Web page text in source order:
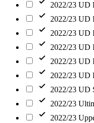
2022/23 UD
2022/23 UD
2022/23 UD
2022/23 UD
2022/23 UD
2022/23 UD
2022/23 UD
2022/23
2022/23